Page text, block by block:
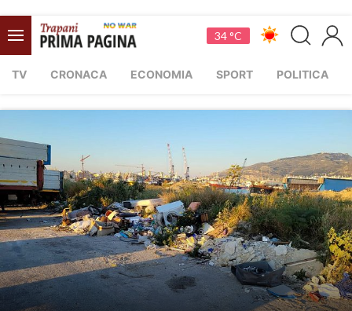
34 °C
TV CRONACA ECONOMIA SPORT POLITICA